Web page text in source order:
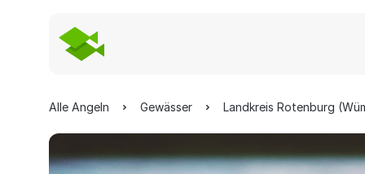
Alle Angeln Gewässer Landkreis Rotenburg